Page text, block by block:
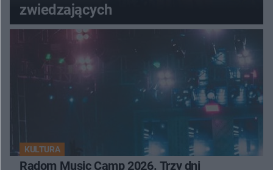
zwiedzających
KULTURA
Radom Music Camp 2026. Trzy dni